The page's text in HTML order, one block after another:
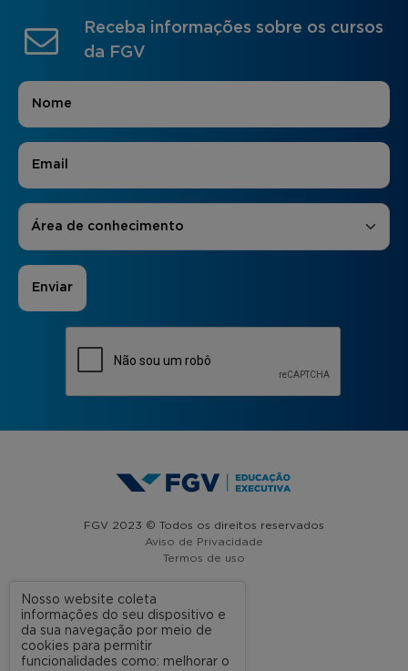
Receba informações sobre os cursos
da FGV
Nome
E-mail
Áreas de Interesse
Área de conhecimento
FGV 2023 © Todos os direitos reservados
Aviso de Privacidade
Termos de uso
A FGV
Nosso website coleta
informações do seu dispositivo e
da sua navegação por meio de
cookies para permitir
funcionalidades como: melhorar o